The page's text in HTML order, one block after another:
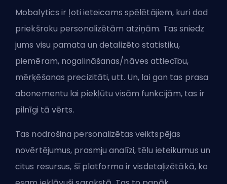
Mobalytics ir ļoti ieteicams spēlētājiem, kuri dod
priekšroku personalizētām atziņām. Tas sniedz
jums visu pamata un detalizēto statistiku,
piemēram, nogalināšanas/nāves attiecību,
mērķēšanas precizitāti, utt. Un, lai gan tas prasa
abonementu lai piekļūtu visām funkcijām, tas ir
pilnīgi tā vērts.
Tas nodrošina personalizētas veiktspējas
novērtējumus, prasmju analīzi, tēlu ieteikumus un
citus resursus, šī platforma ir visdetaļizētākā, ko